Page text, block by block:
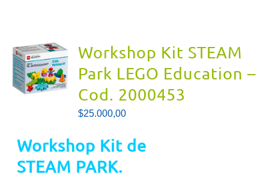
Workshop Kit STEAM
Park LEGO Education –
Cod. 2000453
$25.000,00
Workshop Kit de
STEAM PARK.